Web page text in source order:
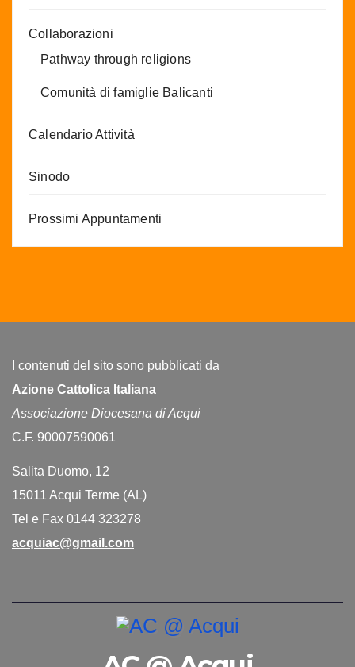
Collaborazioni
Pathway through religions
Comunità di famiglie Balicanti
Calendario Attività
Sinodo
Prossimi Appuntamenti
I contenuti del sito sono pubblicati da
Azione Cattolica Italiana
Associazione Diocesana di Acqui
C.F. 90007590061
Salita Duomo, 12
15011 Acqui Terme (AL)
Tel e Fax 0144 323278
acquiac@gmail.com